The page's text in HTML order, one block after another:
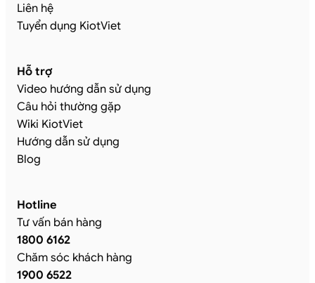
Liên hệ
Tuyển dụng KiotViet
Hỗ trợ
Video hướng dẫn sử dụng
Câu hỏi thường gặp
Wiki KiotViet
Hướng dẫn sử dụng
Blog
Hotline
Tư vấn bán hàng
1800 6162
Chăm sóc khách hàng
1900 6522